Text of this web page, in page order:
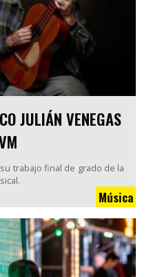
JULIÁN VENEGAS
trabajo final de grado de la
Música